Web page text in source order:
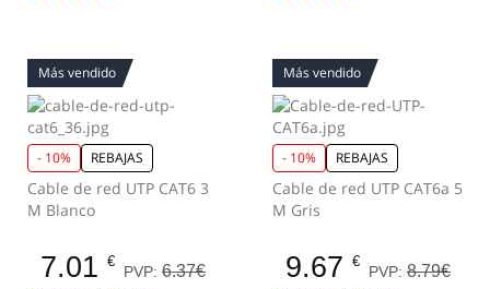
Más vendido
- 10% REBAJAS
Cable de red UTP CAT6 3
M Blanco
7.01 €
PVP: 6.37€
Más vendido
- 10% REBAJAS
Cable de red UTP CAT6a 5
M Gris
9.67 €
PVP: 8.79€